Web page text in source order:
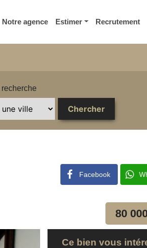
Notre agence Estimer Recrutement
Facebook
80
Ce bien vous